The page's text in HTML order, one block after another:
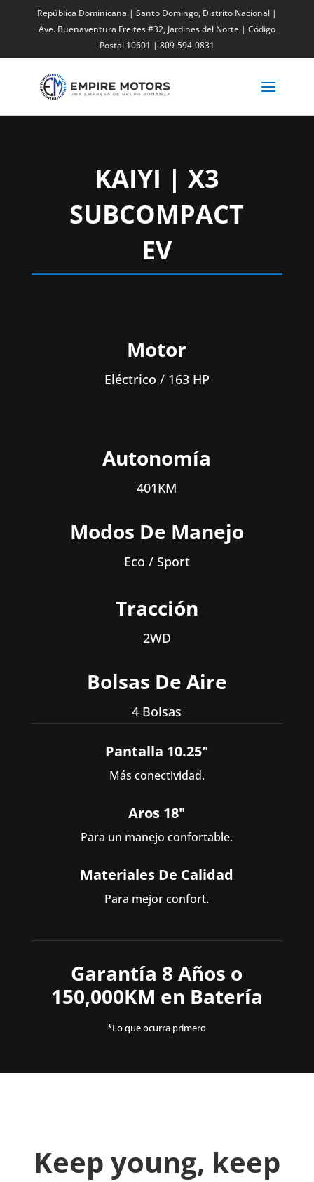
República Dominicana | Santo Domingo, Distrito Nacional |
Ave. Buenaventura Freites #32, Jardines del Norte | Código
Postal 10601 | 809-594-0831
KAIYI | X3
SUBCOMPACT
EV
Motor
Eléctrico / 163 HP
Autonomía
401KM
Modos De Manejo
Eco / Sport
Tracción
2WD
Bolsas De Aire
4 Bolsas
Pantalla 10.25"
Más conectividad.
Aros 18"
Para un manejo confortable.
Materiales De Calidad
Para mejor confort.
Garantía 8 Años o
150,000KM en Batería
*Lo que ocurra primero
Keep young, keep